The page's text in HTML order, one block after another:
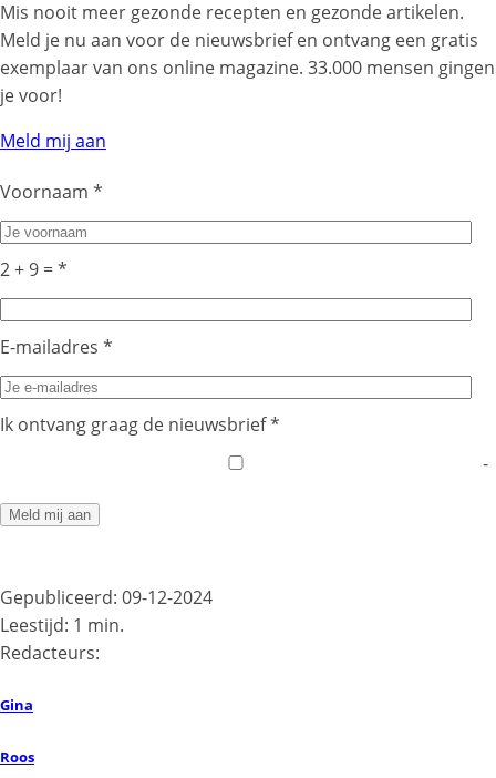
Mis nooit meer gezonde recepten en gezonde artikelen.
Meld je nu aan voor de nieuwsbrief en ontvang een gratis
exemplaar van ons online magazine. 33.000 mensen gingen
je voor!
Meld mij aan
Voornaam *
2 + 9 =*
E-mailadres *
Ik ontvang graag de nieuwsbrief*
-
Gepubliceerd: 09-12-2024
Leestijd: 1 min.
Redacteurs:
Gina
Roos